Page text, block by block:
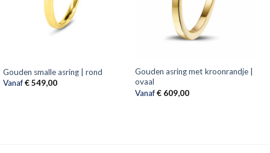
Gouden smalle asring | rond
Vanaf€549,00
Gouden asring met kroonrandje |
ovaal
Vanaf€609,00